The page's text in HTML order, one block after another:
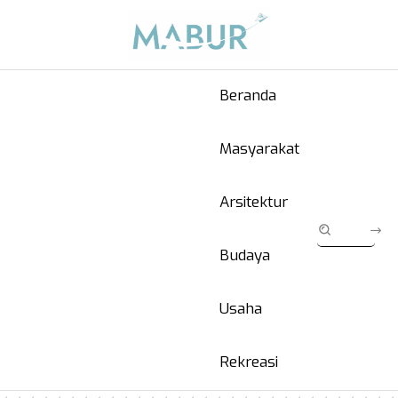
Beranda
Masyarakat
Arsitektur
Budaya
Usaha
Rekreasi